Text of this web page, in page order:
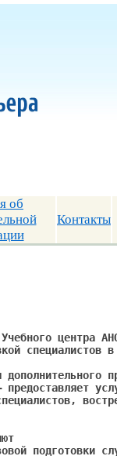
об
Контакты
центра
специалистов
подготовки